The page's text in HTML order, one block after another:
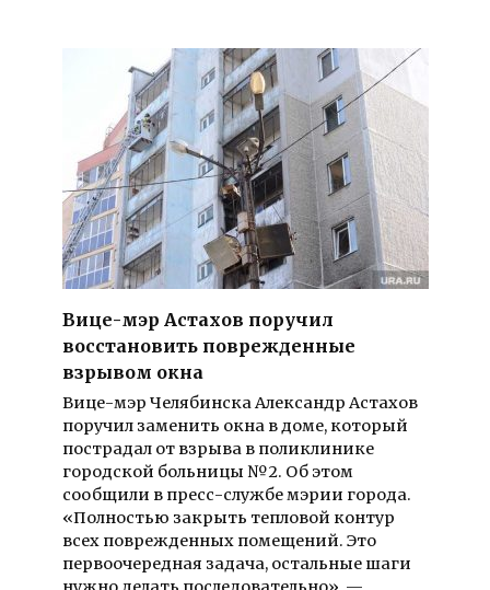
Вице-мэр Астахов поручил
восстановить поврежденные
взрывом окна
Вице-мэр Челябинска Александр Астахов
поручил заменить окна в доме, который
пострадал от взрыва в поликлинике
городской больницы №2. Об этом
сообщили в пресс-службе мэрии города.
«Полностью закрыть тепловой контур
всех поврежденных помещений. Это
первоочередная задача, остальные шаги